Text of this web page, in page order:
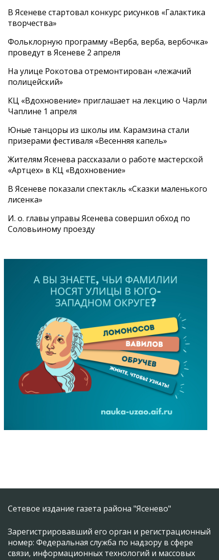
В Ясеневе стартовал конкурс рисунков «Галактика
творчества»
Фольклорную программу «Верба, верба, вербочка»
проведут в Ясеневе 2 апреля
На улице Рокотова отремонтирован «лежачий
полицейский»
КЦ «Вдохновение» приглашает на лекцию о Чарли
Чаплине 1 апреля
Юные танцоры из школы им. Карамзина стали
призерами фестиваля «Весенняя капель»
Жителям Ясенева рассказали о работе мастерской
«Артцех» в КЦ «Вдохновение»
В Ясеневе показали спектакль «Сказки маленького
лисенка»
И. о. главы управы Ясенева совершил обход по
Соловьиному проезду
Сетевое издание газета района "Ясенево"
Зарегистрировавший его орган и регистрационный
номер: Федеральная служба по надзору в сфере
связи, информационных технологий и массовых